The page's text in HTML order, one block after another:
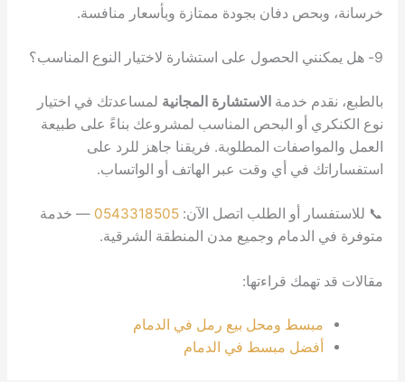
دفان بجودة ممتازة وبأسعار منافسة.
خدمةالاستشارة المجانيةلمساعدتك في اختيار
أو البحص المناسب لمشروعك بناءً على طبيعة
المطلوبة. فريقنا جاهز للرد على
في أي وقت عبر الهاتف أو الواتساب.
أو الطلب اتصل الآن:0543318505— خدمة
وجميع مدن المنطقة الشرقية.
قراءتها:
ومحل بيع رمل في الدمام
مبسط في الدمام